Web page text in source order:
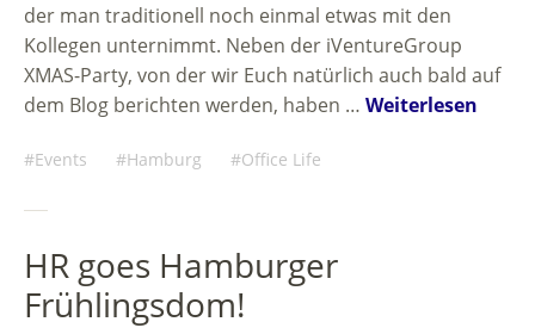
der man traditionell noch einmal etwas mit den
Kollegen unternimmt. Neben der iVentureGroup
XMAS-Party, von der wir Euch natürlich auch bald auf
dem Blog berichten werden, haben … Weiterlesen
Events Hamburg Office Life
HR goes Hamburger
Frühlingsdom!